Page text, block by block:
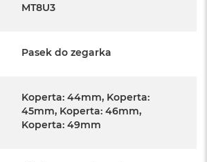
MT8U3
Pasek do zegarka
Koperta: 44mm, Koperta:
45mm, Koperta: 46mm,
Koperta: 49mm